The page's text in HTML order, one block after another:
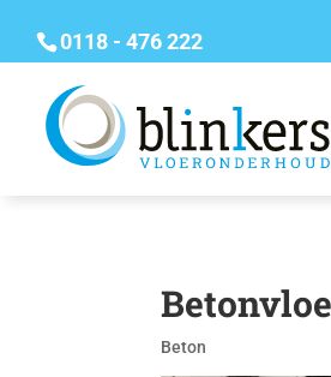
0118 - 476 222
Beton